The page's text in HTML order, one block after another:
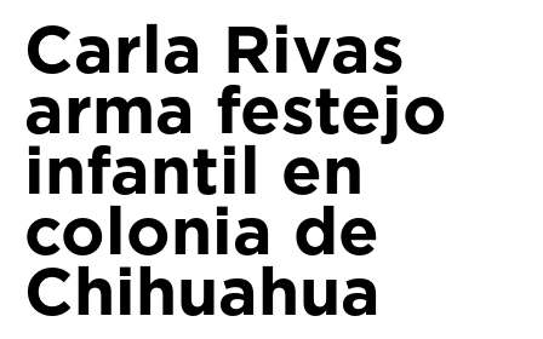
Carla Rivas
arma festejo
infantil en
colonia de
Chihuahua